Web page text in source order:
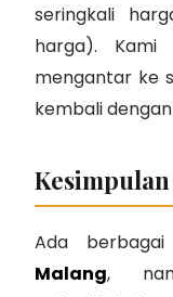
seringkali
harga). Kami
mengantar ke
kembali
Kesimpulan
Ada berbagai
Malang,